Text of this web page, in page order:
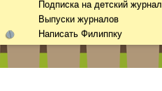
Подписка на детский журнал
Выпуски журналов
Написать Филиппку